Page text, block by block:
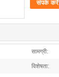
संपर्क करें
सामग्री:
विशेषता: